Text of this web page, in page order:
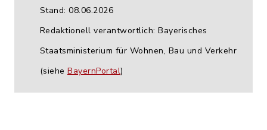
Stand: 08.06.2026
Redaktionell verantwortlich: Bayerisches
Staatsministerium für Wohnen, Bau und Verkehr
(siehe BayernPortal)